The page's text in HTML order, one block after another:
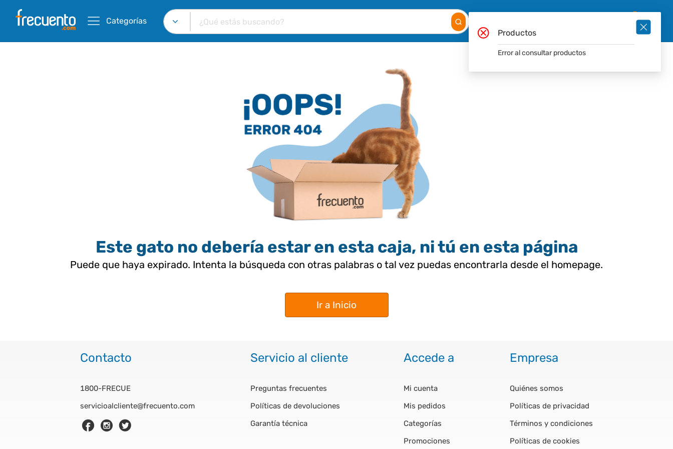
Categorías
Este gato no debería estar en esta caja, ni tú en esta página
Puede que haya expirado. Intenta la búsqueda con otras palabras o tal vez puedas encontrarla desde el homepage.
Ir a Inicio
Contacto
1800-FRECUE
servicioalcliente@frecuento.com
Servicio al cliente
Preguntas frecuentes
Políticas de devoluciones
Garantía técnica
Accede a
Mi cuenta
Mis pedidos
Categorías
Promociones
Empresa
Quiénes somos
Políticas de privacidad
Términos y condiciones
Políticas de cookies
Productos
Error al consultar productos